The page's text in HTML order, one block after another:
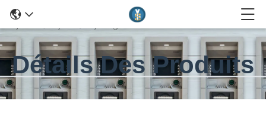
Détails Des Produits